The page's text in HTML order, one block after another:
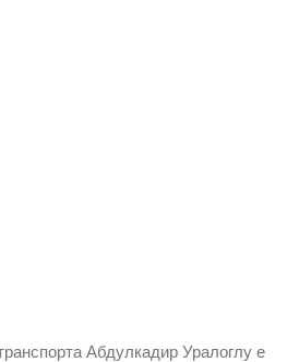
Абдулкадир Уралоглу е